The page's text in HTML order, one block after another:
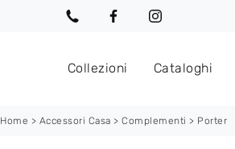
Collezioni Cataloghi
Home > Accessori Casa > Complementi > Porter